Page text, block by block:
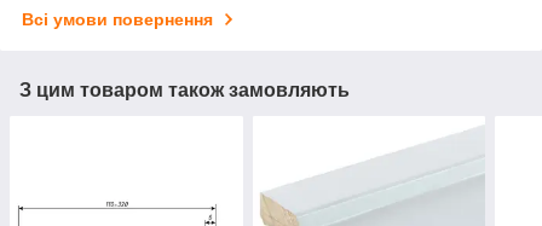
Всі умови повернення
З цим товаром також замовляють